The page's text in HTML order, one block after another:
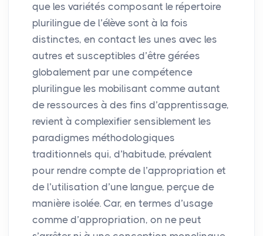
que les variétés composant le répertoire
plurilingue de l’élève sont à la fois
distinctes, en contact les unes avec les
autres et susceptibles d’être gérées
globalement par une compétence
plurilingue les mobilisant comme autant
de ressources à des fins d’apprentissage,
revient à complexifier sensiblement les
paradigmes méthodologiques
traditionnels qui, d’habitude, prévalent
pour rendre compte de l’appropriation et
de l’utilisation d’une langue, perçue de
manière isolée. Car, en termes d’usage
comme d’appropriation, on ne peut